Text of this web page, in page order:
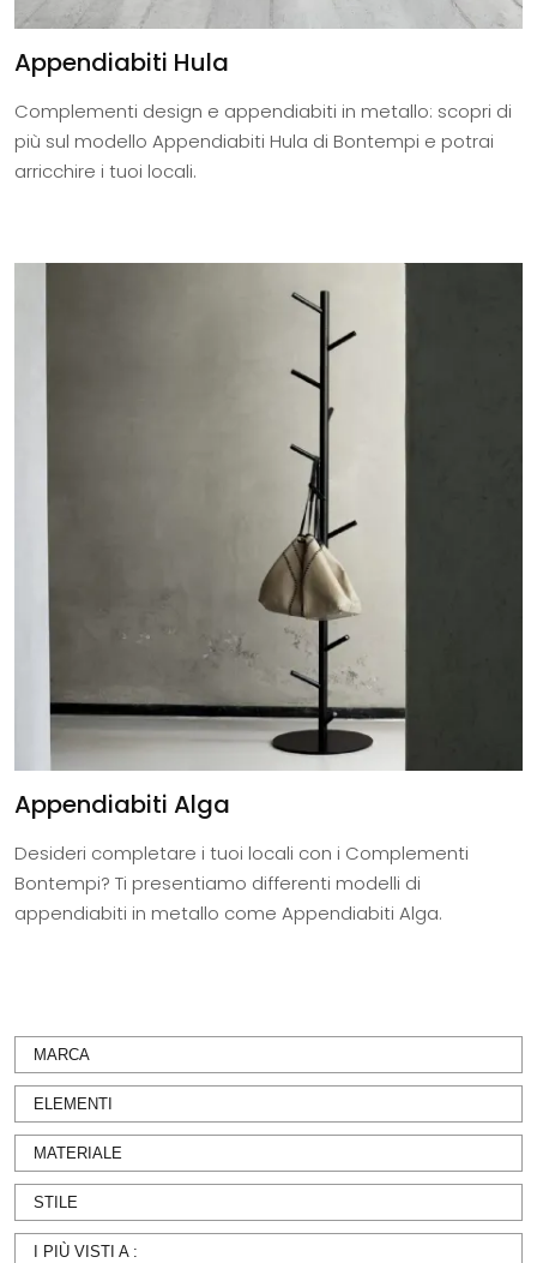
Appendiabiti Hula
Complementi design e appendiabiti in metallo: scopri di
più sul modello Appendiabiti Hula di Bontempi e potrai
arricchire i tuoi locali.
Appendiabiti Alga
Desideri completare i tuoi locali con i Complementi
Bontempi? Ti presentiamo differenti modelli di
appendiabiti in metallo come Appendiabiti Alga.
MARCA
ELEMENTI
MATERIALE
STILE
I PIÙ VISTI A :